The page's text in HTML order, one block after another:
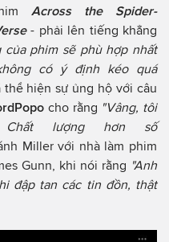
Across the Spider-
- phải lên tiếng khẳng
của phim sẽ phù hợp nhất
có ý định kéo quá
hiện sự ủng hộ với câu
cho rằng "Vâng, tôi
lượng hơn số
Miller với nhà làm phim
Gunn, khi nói rằng "Anh
đập tan các tin đồn, thật